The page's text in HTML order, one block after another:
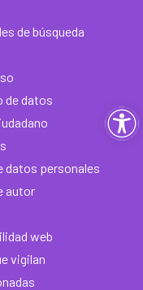
de búsqueda
de datos
datos personales
autor
web
vigilan